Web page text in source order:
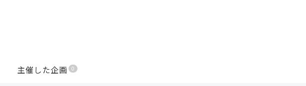
主催した企画 0